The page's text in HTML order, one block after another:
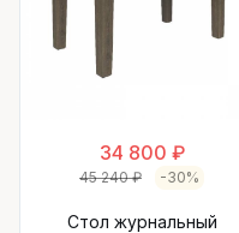
34 800 ₽
45 240 ₽ -30%
Стол журнальный